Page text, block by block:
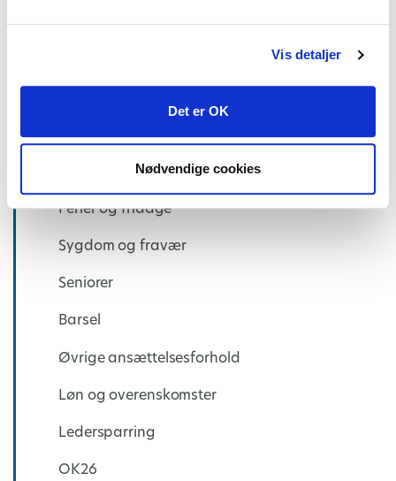
Vis detaljer
Det er OK
Nødvendige cookies
Ferier og fridage
Sygdom og fravær
Seniorer
Barsel
Øvrige ansættelsesforhold
Løn og overenskomster
Ledersparring
OK26